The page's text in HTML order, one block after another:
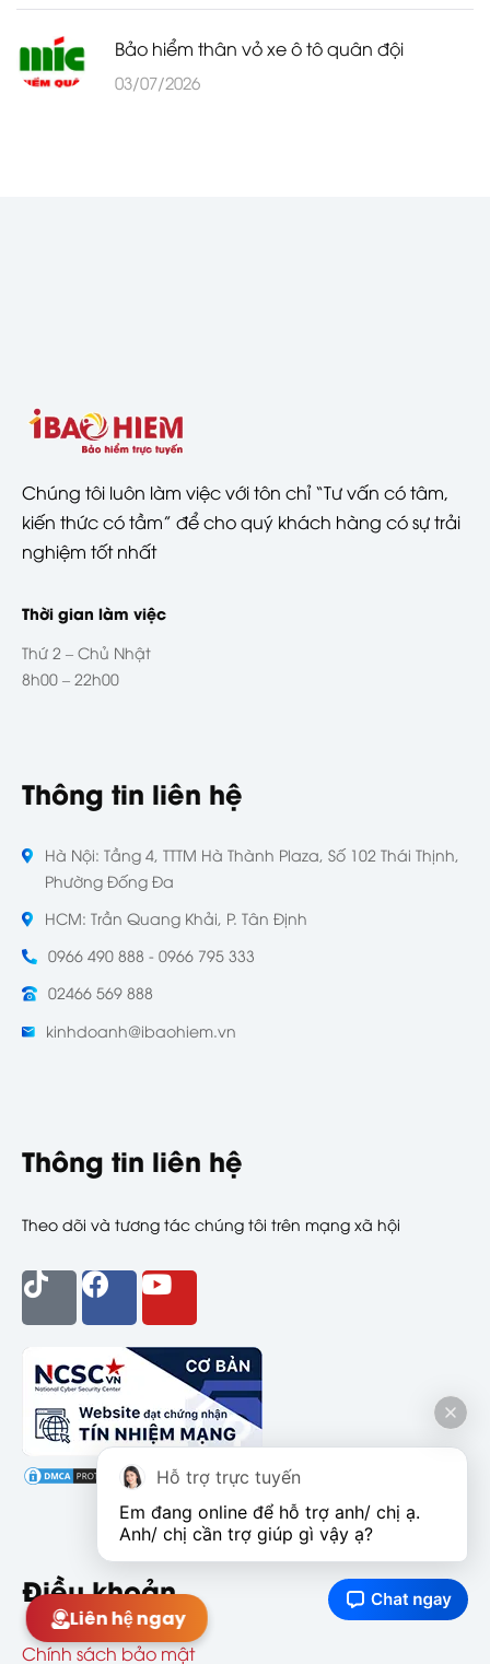
Bảo hiểm thân vỏ xe ô tô quân đội
03/07/2026
Chúng tôi luôn làm việc với tôn chỉ “Tư vấn có tâm,
kiến thức có tầm” để cho quý khách hàng có sự trải
nghiệm tốt nhất
Thời gian làm việc
Thứ 2 – Chủ Nhật
8h00 – 22h00
Thông tin liên hệ
Hà Nội: Tầng 4, TTTM Hà Thành Plaza, Số 102 Thái Thịnh,
Phường Đống Đa
HCM: Trần Quang Khải, P. Tân Định
0966 490 888 - 0966 795 333
02466 569 888
kinhdoanh@ibaohiem.vn
Thông tin liên hệ
Theo dõi và tương tác chúng tôi trên mạng xã hội
Điều khoản
Chính sách bảo mật
Liên hệ ngay
Hỗ trợ trực tuyến
Em đang online để hỗ trợ anh/ chị ạ.
Anh/ chị cần trợ giúp gì vậy ạ?